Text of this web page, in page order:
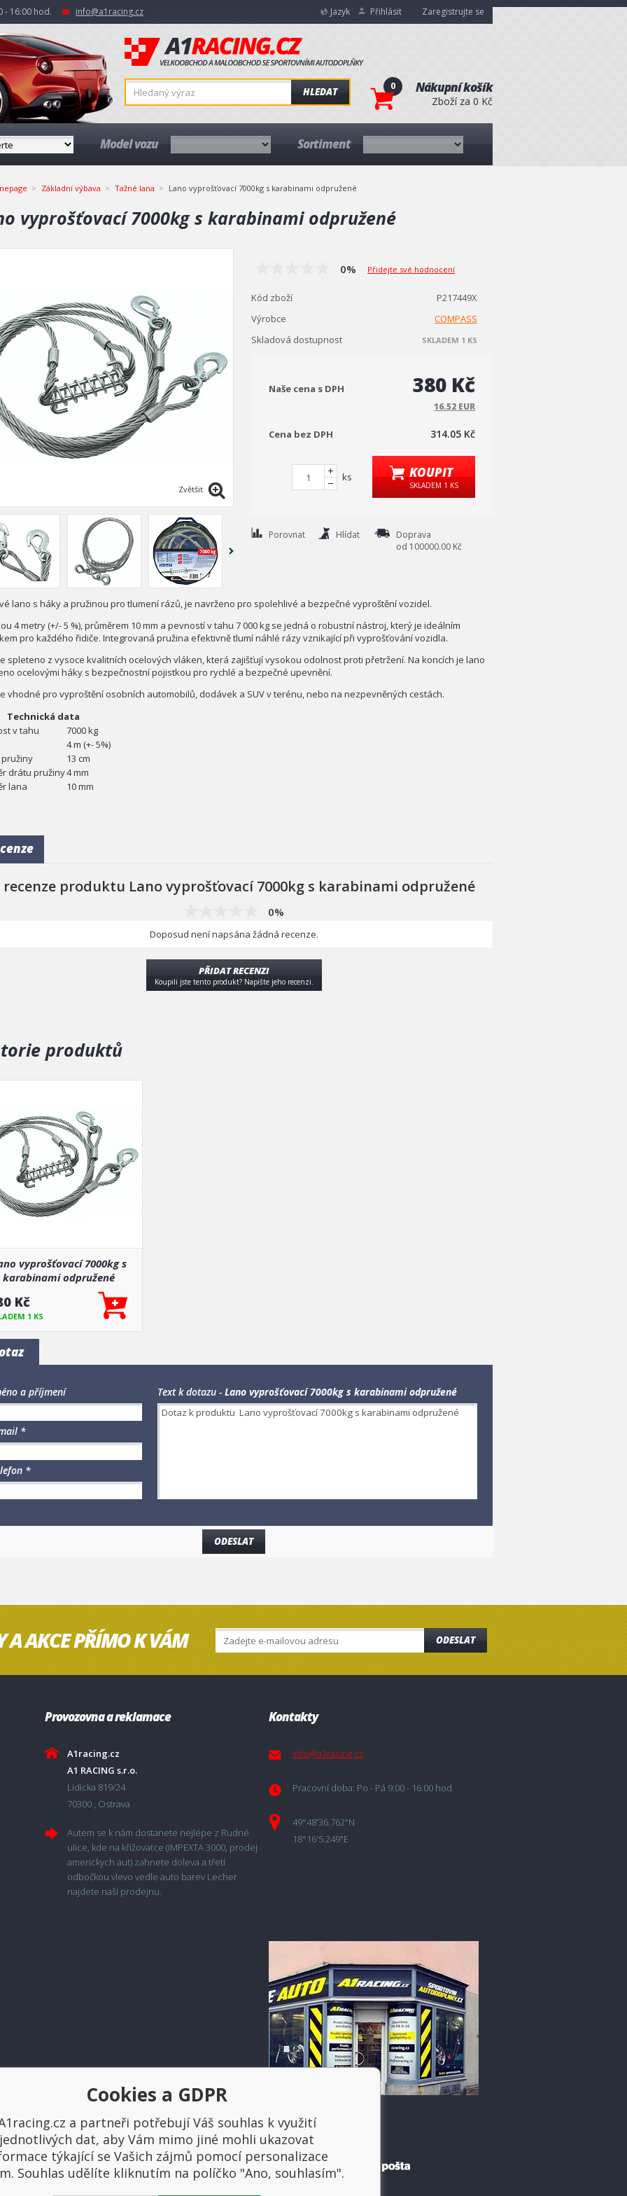
- 16:00 hod. info@a1racing.cz Jazyk Přihlásit Zaregistrujte se
HLEDAT 0 Nákupní košík
Zboží za 0 Kč
Model vozu Sortiment
Základní výbava Tažné lana Lano vyprošťovací 7000kg s karabinami odpružené
vyprošťovací 7000kg s karabinami odpružené
Zvětšit
0% Přidejte své hodnocení
Kód zboží
P217449X
Výrobce
COMPASS
Skladová dostupnost
SKLADEM 1 KS
Naše cena s DPH 380 Kč
16.52 EUR
Cena bez DPH 314.05 Kč
ks KOUPIT
SKLADEM 1 KS
Porovnat Hlídat
Doprava
od 100000.00 Kč
lano s háky a pružinou pro tlumení rázů, je navrženo pro spolehlivé a bezpečné vyproštění vozidel.
4 metry (+/- 5 %), průměrem 10 mm a pevností v tahu 7 000 kg se jedná o robustní nástroj, který je ideálním
pro každého řidiče. Integrovaná pružina efektivně tlumí náhlé rázy vznikající při vyprošťování vozidla.
spleteno z vysoce kvalitních ocelových vláken, která zajišťují vysokou odolnost proti přetržení. Na koncích je lano
ocelovými háky s bezpečnostní pojistkou pro rychlé a bezpečné upevnění.
vhodné pro vyproštění osobních automobilů, dodávek a SUV v terénu, nebo na nezpevněných cestách.
Technická data
v tahu
7000 kg
4 m (+- 5%)
13 cm
drátu pružiny4 mm
lana
10 mm
recenze produktu Lano vyprošťovací 7000kg s karabinami odpružené
0%
Doposud není napsána žádná recenze.
PŘIDAT RECENZI
Koupili jste tento produkt? Napište jeho recenzi.
produktů
vyprošťovací 7000kg s
karabinami odpružené
Kč
1 KS
a příjmení
*
*
Text k dotazu - Lano vyprošťovací 7000kg s karabinami odpružené
A AKCE PŘÍMO K VÁM ODESLAT
Provozovna a reklamace
A1racing.cz
A1 RACING s.r.o.
Lidicka 819/24
70300 , Ostrava
Autem se k nám dostanete nejlépe z Rudné
ulice, kde na křižovatce (IMPEXTA 3000, prodej
americkych aut) zahnete doleva a třetí
odbočkou vlevo vedle auto barev Lecher
najdete naši prodejnu.
Kontakty
info@a1racing.cz
Pracovní doba: Po - Pá 9:00 - 16:00 hod.
49°48'36.762"N
18°16'5.249"E
Platba a doprava
Cookies a GDPR
a partneři potřebují Váš souhlas k využití
jednotlivých dat, aby Vám mimo jiné mohli ukazovat
týkající se Vašich zájmů pomocí personalizace
Souhlas udělíte kliknutím na políčko "Ano, souhlasím".